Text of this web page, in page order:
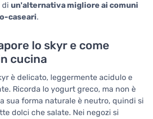
di un'alternativa migliore ai comuni
caseari.
lo skyr e come
cucina
è delicato, leggermente acidulo e
Ricorda lo yogurt greco, ma non è
sua forma naturale è neutro, quindi si
dolci che salate. Nei negozi si